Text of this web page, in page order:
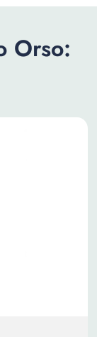
Orso: